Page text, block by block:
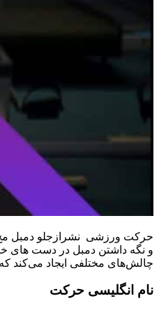
حرکت ورزشی نشرازجلو دمبل مچ
و نگه داشتن دمبل در دست های
چالش‌های مختلفی ایجاد می‌کند
نام انگلیسی حرکت